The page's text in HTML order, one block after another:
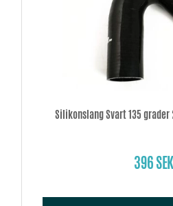
Silikonslang Svart 135 grader
396 SEK